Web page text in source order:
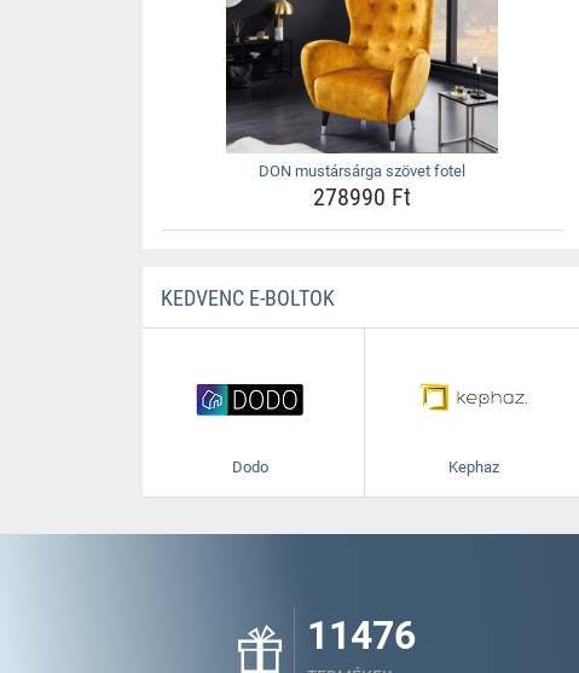
DON mustársárga szövet fotel
278990 Ft
KEDVENC E-BOLTOK
Dodo Kephaz
11476